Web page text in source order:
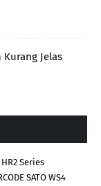
Kurang Jelas
Series
SATO WS4